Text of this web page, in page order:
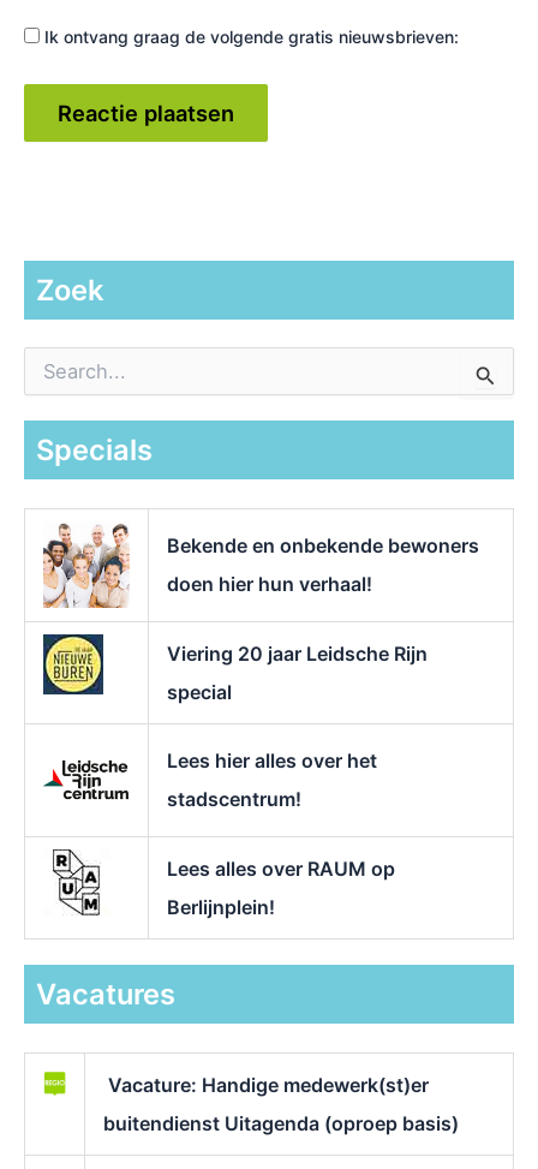
Ik ontvang graag de volgende gratis nieuwsbrieven:
Zoek
a
Specials
Bekende en onbekende bewoners
doen hier hun verhaal!
Viering 20 jaar Leidsche Rijn
special
Lees hier alles over het
stadscentrum!
Lees alles over RAUM op
Berlijnplein!
Vacatures
Vacature: Handige medewerk(st)er
buitendienst Uitagenda (oproep basis)